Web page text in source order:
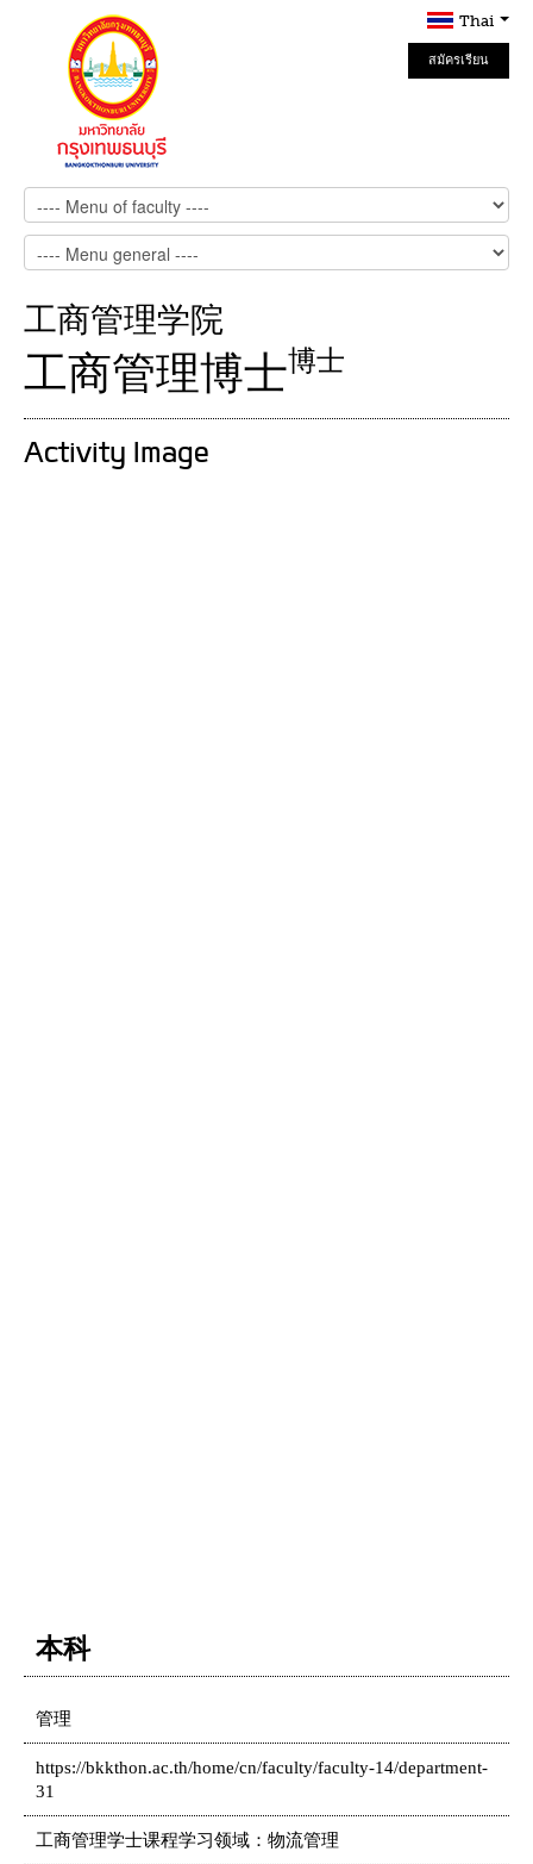
Thai
สมัครเรียน
Online
工商管理学院
博士
工商管理博士
Activity Image
本科
管理
https://bkkthon.ac.th/home/cn/faculty/faculty-14/department-
31
工商管理学士课程学习领域：物流管理